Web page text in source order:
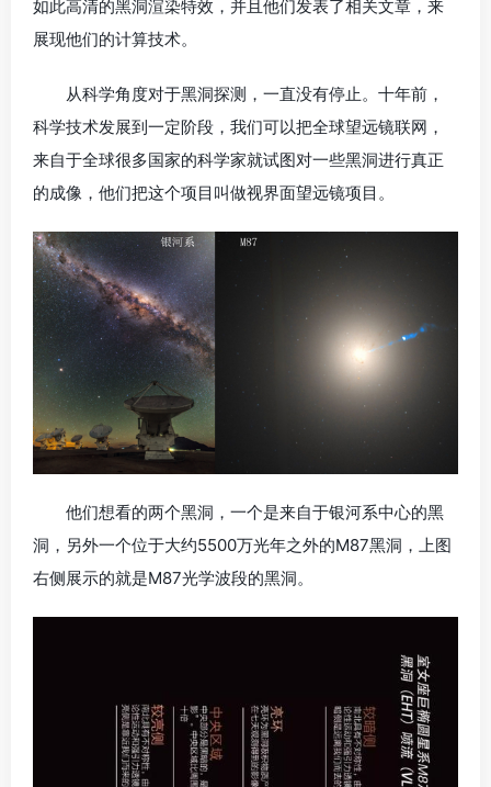
如此高清的黑洞渲染特效，并且他们发表了相关文章，来
展现他们的计算技术。
从科学角度对于黑洞探测，一直没有停止。十年前，
科学技术发展到一定阶段，我们可以把全球望远镜联网，
来自于全球很多国家的科学家就试图对一些黑洞进行真正
的成像，他们把这个项目叫做视界面望远镜项目。
他们想看的两个黑洞，一个是来自于银河系中心的黑
洞，另外一个位于大约5500万光年之外的M87黑洞，上图
右侧展示的就是M87光学波段的黑洞。